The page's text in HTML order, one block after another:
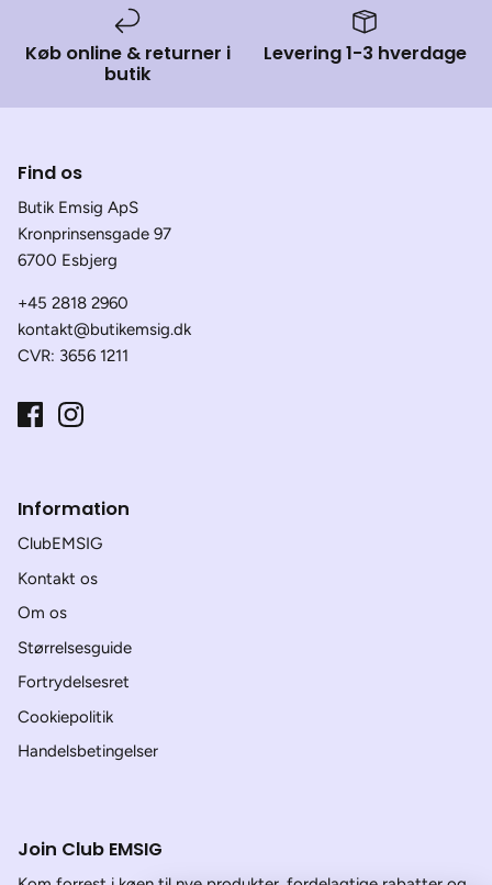
Køb online & returner i
butik
Levering 1-3 hverdage
Find os
Butik Emsig ApS
Kronprinsensgade 97
6700 Esbjerg
+45 2818 2960
kontakt@butikemsig.dk
CVR: 3656 1211
Information
ClubEMSIG
Kontakt os
Om os
Størrelsesguide
Fortrydelsesret
Cookiepolitik
Handelsbetingelser
Join Club EMSIG